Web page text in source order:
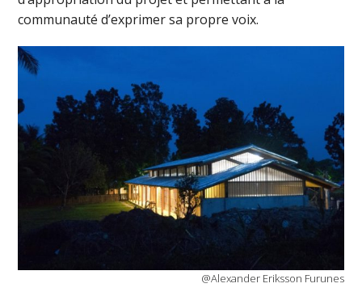
communauté d’exprimer sa propre voix.
@Alexander Eriksson Furunes